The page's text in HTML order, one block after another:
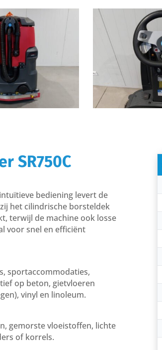
SR750C
bediening levert de
het cilindrische borsteldek
terwijl de machine ook losse
voor snel en efficiënt
sportaccommodaties,
op beton, gietvloeren
vinyl en linoleum.
gemorste vloeistoffen, lichte
of korrels.